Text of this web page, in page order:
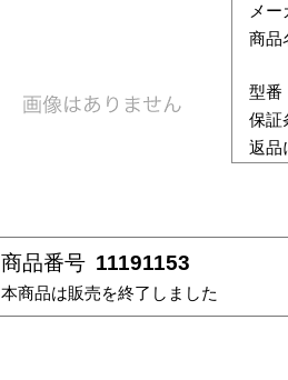
メー
商品
型番
保証
返品
商品番号 11191153
本商品は販売を終了しました